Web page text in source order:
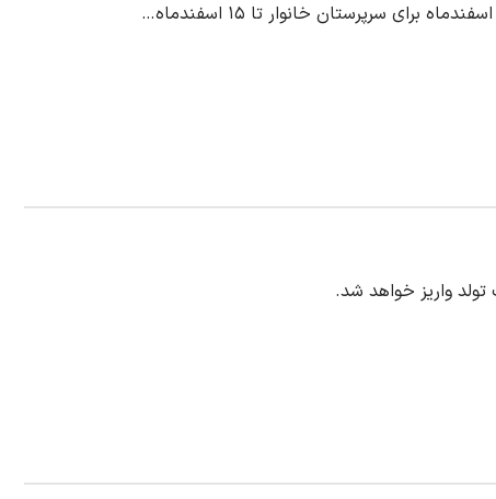
سرپرستان خانوار تا ۱۵ اسفندماه…
تولد واریز خواهد شد.